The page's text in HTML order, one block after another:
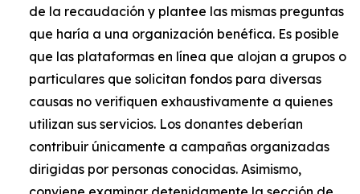
de la recaudación y plantee las mismas preguntas
que haría a una organización benéfica. Es posible
que las plataformas en línea que alojan a grupos o
particulares que solicitan fondos para diversas
causas no verifiquen exhaustivamente a quienes
utilizan sus servicios. Los donantes deberían
contribuir únicamente a campañas organizadas
dirigidas por personas conocidas. Asimismo,